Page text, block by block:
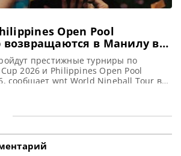
Open Pool
возвращаются в Манилу в
престижные турниры по
2026 и Philippines Open Pool
сообщает wnt World Nineball Tour в
2026 года. Зрителей ожидает девять
бильярдных баталий мирового